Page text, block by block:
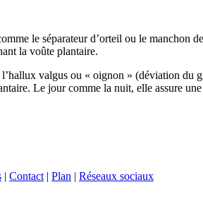
le séparateur d’orteil ou le manchon
la voûte plantaire.
valgus ou « oignon » (déviation du
Le jour comme la nuit, elle assure
| Contact | Plan | Réseaux sociaux